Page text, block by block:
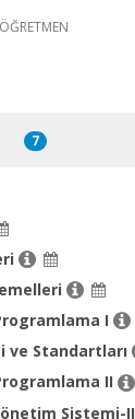
7
I
ve Standartları
II
Sistemi-II